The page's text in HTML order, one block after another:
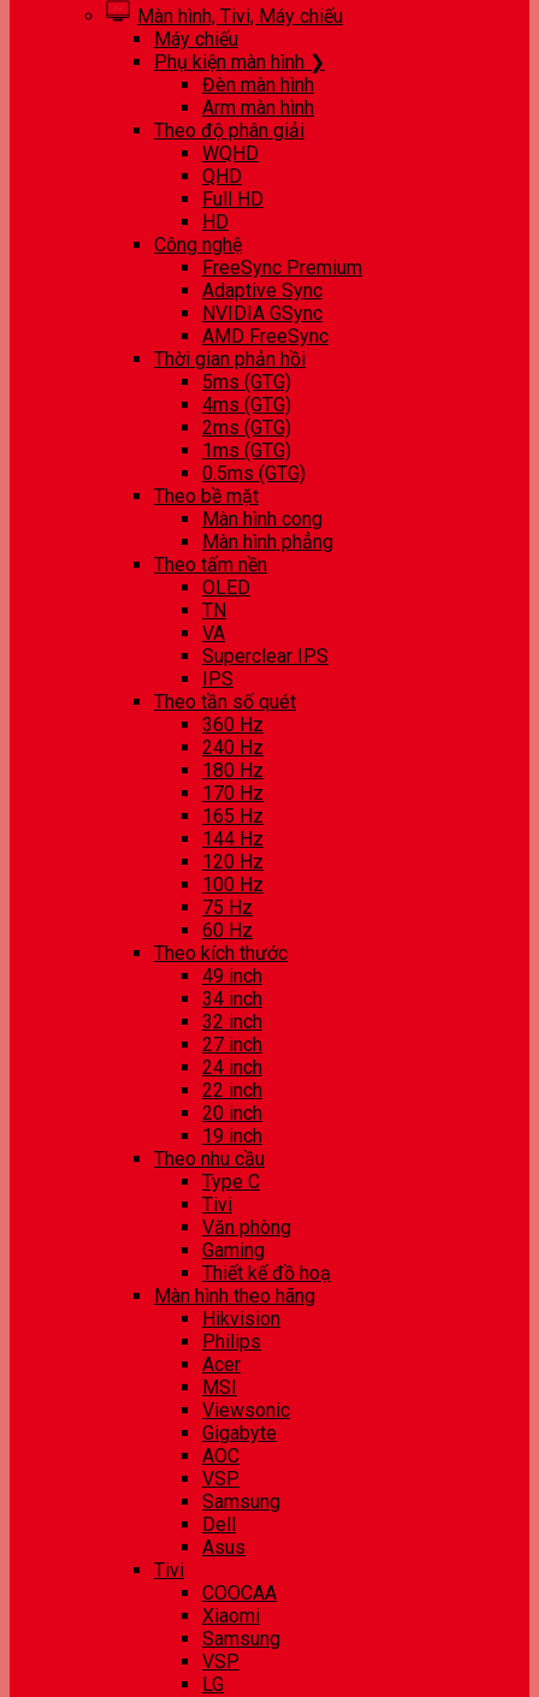
Màn hình, Tivi, Máy chiếu
Máy chiếu
Phụ kiện màn hình ❯
Đèn màn hình
Arm màn hình
Theo độ phân giải
WQHD
QHD
Full HD
HD
Công nghệ
FreeSync Premium
Adaptive Sync
NVIDIA GSync
AMD FreeSync
Thời gian phản hồi
5ms (GTG)
4ms (GTG)
2ms (GTG)
1ms (GTG)
0.5ms (GTG)
Theo bề mặt
Màn hình cong
Màn hình phẳng
Theo tấm nền
OLED
TN
VA
Superclear IPS
IPS
Theo tần số quét
360 Hz
240 Hz
180 Hz
170 Hz
165 Hz
144 Hz
120 Hz
100 Hz
75 Hz
60 Hz
Theo kích thước
49 inch
34 inch
32 inch
27 inch
24 inch
22 inch
20 inch
19 inch
Theo nhu cầu
Type C
Tivi
Văn phòng
Gaming
Thiết kế đồ hoạ
Màn hình theo hãng
Hikvision
Philips
Acer
MSI
Viewsonic
Gigabyte
AOC
VSP
Samsung
Dell
Asus
Tivi
COOCAA
Xiaomi
Samsung
VSP
LG